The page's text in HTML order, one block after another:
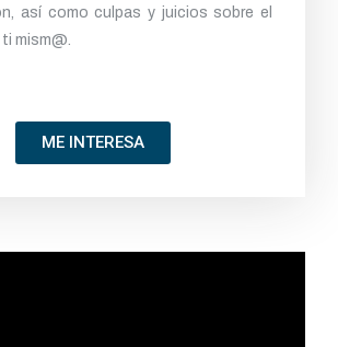
así como culpas y juicios sobre el
mism@.
ME INTERESA